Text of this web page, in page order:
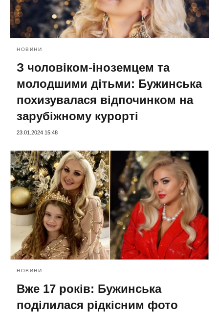
НОВИНИ
З чоловіком-іноземцем та
молодшими дітьми: Бужинська
похизувалася відпочинком на
зарубіжному курорті
23.01.2024 15:48
НОВИНИ
Вже 17 років: Бужинська
поділилася рідкісним фото